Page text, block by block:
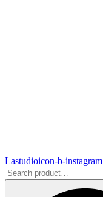
Lastudioicon-b-instagram